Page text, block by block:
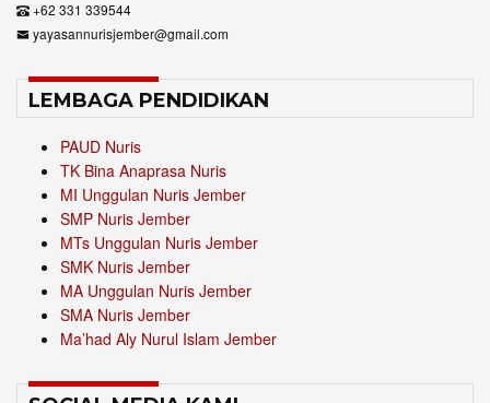
+62 331 339544
yayasannurisjember@gmail.com
LEMBAGA PENDIDIKAN
PAUD Nuris
TK Bina Anaprasa Nuris
MI Unggulan Nuris Jember
SMP Nuris Jember
MTs Unggulan Nuris Jember
SMK Nuris Jember
MA Unggulan Nuris Jember
SMA Nuris Jember
Ma’had Aly Nurul Islam Jember